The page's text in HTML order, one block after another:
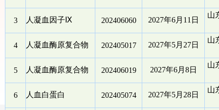
3 人凝血因子Ⅸ 202406060 2027年6月11日
山
4 人凝血酶原复合物 202405017 2027年5月27日
山
5 人凝血酶原复合物 202406019 2027年6月8日
山
6 人血白蛋白 202405074 2027年5月28日
山